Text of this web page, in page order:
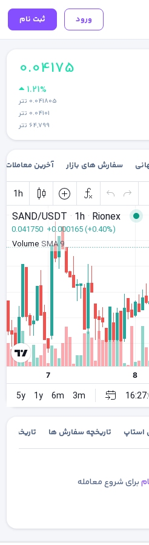
ورود ثبت نام
0.04175
1.21%
0.041805 تتر
0.04101 تتر
64,799 تتر
سفارش های بازار آخرین معاملات
تاریخچه سفارش ها تاریخچه
برای شروع معامله